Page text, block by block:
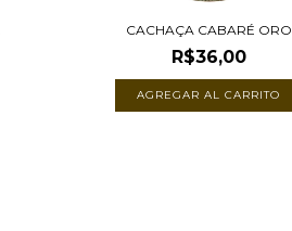
CACHAÇA CABARÉ ORO
R$36,00